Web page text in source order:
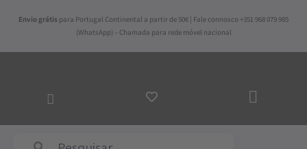
Envio grátis para Portugal Continental a partir de 50€ | Fale connosco +351 968 079 985
(WhatsApp) – Chamada para rede móvel nacional
AO